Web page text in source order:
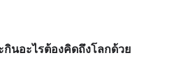
กินอะไรต้องคิดถึงโลกด้วย